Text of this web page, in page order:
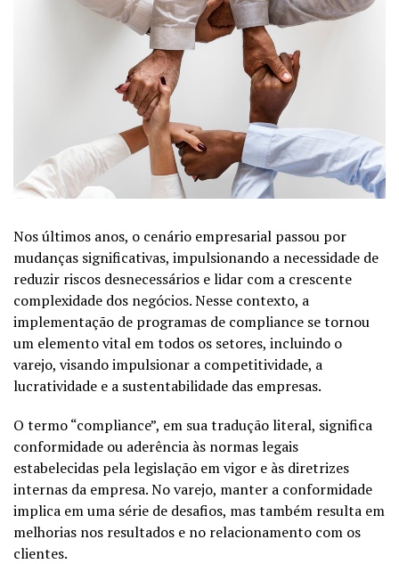
Nos últimos anos, o cenário empresarial passou por
mudanças significativas, impulsionando a necessidade de
reduzir riscos desnecessários e lidar com a crescente
complexidade dos negócios. Nesse contexto, a
implementação de programas de compliance se tornou
um elemento vital em todos os setores, incluindo o
varejo, visando impulsionar a competitividade, a
lucratividade e a sustentabilidade das empresas.
O termo “compliance”, em sua tradução literal, significa
conformidade ou aderência às normas legais
estabelecidas pela legislação em vigor e às diretrizes
internas da empresa. No varejo, manter a conformidade
implica em uma série de desafios, mas também resulta em
melhorias nos resultados e no relacionamento com os
clientes.